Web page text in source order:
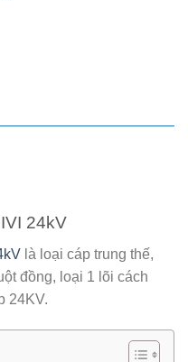
24kV
là loại cáp trung thế,
đồng, loại 1 lõi cách
24KV.